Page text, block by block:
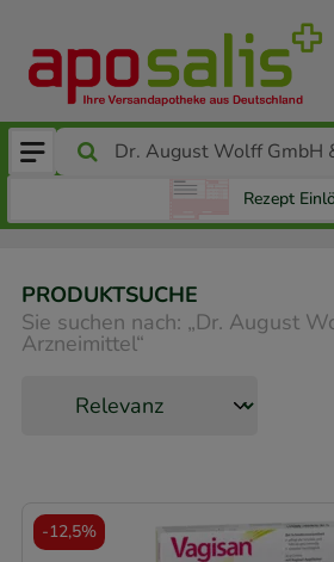
Rezept
PRODUKTSUCHE
Sie suchen nach: „Dr. August
Arzneimittel“
-12,5%